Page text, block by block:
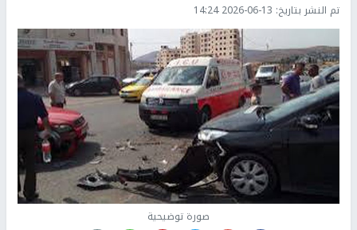
تم النشر بتاريخ: 2026-06-13 14:24
صورة توضيحية